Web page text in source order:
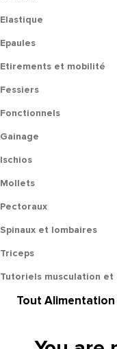
Elastique
Epaules
Etirements et mobilité
Fessiers
Fonctionnels
Gainage
Ischios
Mollets
Pectoraux
Spinaux et lombaires
Triceps
Tutoriels musculation
Tout Alimentation